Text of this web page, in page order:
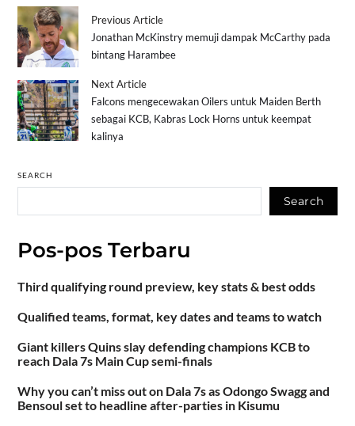
Previous Article
Jonathan McKinstry memuji dampak McCarthy pada
bintang Harambee
Next Article
Falcons mengecewakan Oilers untuk Maiden Berth
sebagai KCB, Kabras Lock Horns untuk keempat
kalinya
SEARCH
Search
Pos-pos Terbaru
Third qualifying round preview, key stats & best odds
Qualified teams, format, key dates and teams to watch
Giant killers Quins slay defending champions KCB to
reach Dala 7s Main Cup semi-finals
Why you can’t miss out on Dala 7s as Odongo Swagg and
Bensoul set to headline after-parties in Kisumu